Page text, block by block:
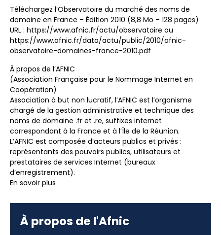
Téléchargez l’Observatoire du marché des noms de
domaine en France – Édition 2010 (8,8 Mo – 128 pages)
URL : https://www.afnic.fr/actu/observatoire ou
https://www.afnic.fr/data/actu/public/2010/afnic-
observatoire-domaines-france-2010.pdf
À propos de l’AFNIC
(Association Française pour le Nommage Internet en
Coopération)
Association à but non lucratif, l’AFNIC est l’organisme
chargé de la gestion administrative et technique des
noms de domaine .fr et .re, suffixes internet
correspondant à la France et à l’Île de la Réunion.
L’AFNIC est composée d’acteurs publics et privés :
représentants des pouvoirs publics, utilisateurs et
prestataires de services Internet (bureaux
d’enregistrement).
En savoir plus
À propos de l'Afnic